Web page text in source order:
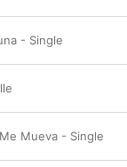
- Single
Mueva - Single